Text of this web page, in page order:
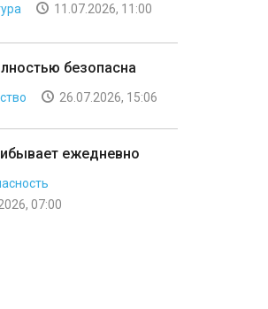
11.07.2026, 11:00
безопасна
26.07.2026, 15:06
ежедневно
07:00